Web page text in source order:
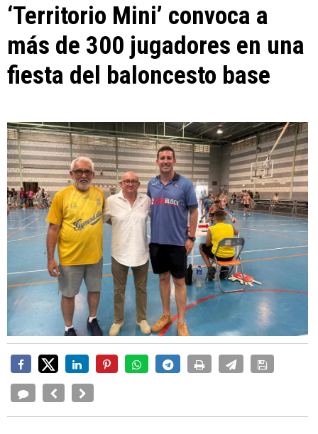
‘Territorio Mini’ convoca a
más de 300 jugadores en una
fiesta del baloncesto base